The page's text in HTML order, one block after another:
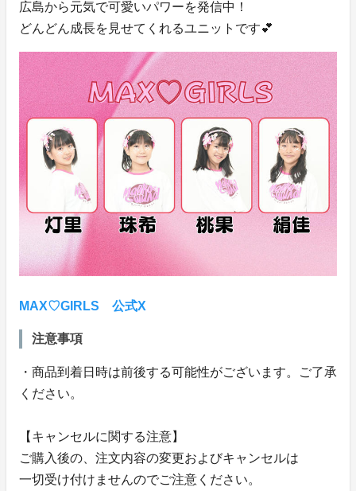
広島から元気で可愛いパワーを発信中！
どんどん成長を見せてくれるユニットです💕
MAX♡GIRLS 公式X
注意事項
・商品到着日時は前後する可能性がございます。ご了承
ください。
【キャンセルに関する注意】
ご購入後の、注文内容の変更およびキャンセルは
一切受け付けませんのでご注意ください。